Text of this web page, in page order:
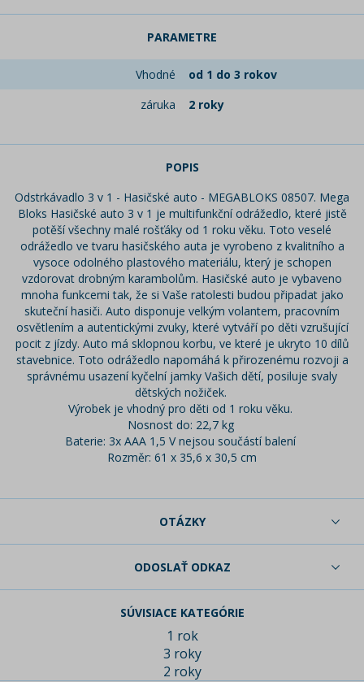
PARAMETRE
Vhodné
od 1 do 3 rokov
záruka
2 roky
POPIS
Odstrkávadlo 3 v 1 - Hasičské auto - MEGABLOKS 08507. Mega
Bloks Hasičské auto 3 v 1 je multifunkční odrážedlo, které jistě
potěší všechny malé rošťáky od 1 roku věku. Toto veselé
odrážedlo ve tvaru hasičského auta je vyrobeno z kvalitního a
vysoce odolného plastového materiálu, který je schopen
vzdorovat drobným karambolům. Hasičské auto je vybaveno
mnoha funkcemi tak, že si Vaše ratolesti budou připadat jako
skuteční hasiči. Auto disponuje velkým volantem, pracovním
osvětlením a autentickými zvuky, které vytváří po děti vzrušující
pocit z jízdy. Auto má sklopnou korbu, ve které je ukryto 10 dílů
stavebnice. Toto odrážedlo napomáhá k přirozenému rozvoji a
správnému usazení kyčelní jamky Vašich dětí, posiluje svaly
dětských nožiček.
Výrobek je vhodný pro děti od 1 roku věku.
Nosnost do: 22,7 kg
Baterie: 3x AAA 1,5 V nejsou součástí balení
Rozměr: 61 x 35,6 x 30,5 cm
OTÁZKY
ODOSLAŤ ODKAZ
SÚVISIACE KATEGÓRIE
1 rok
3 roky
2 roky